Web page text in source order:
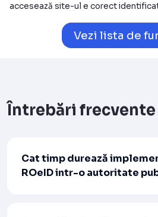
accesează site-ul e corect
Vezi lista de
Întrebări
Cat timp durează
ROeID intr-o autoritate